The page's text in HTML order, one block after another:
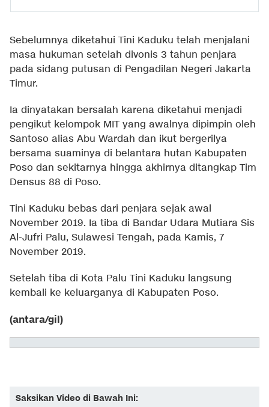
Sebelumnya diketahui Tini Kaduku telah menjalani
masa hukuman setelah divonis 3 tahun penjara
pada sidang putusan di Pengadilan Negeri Jakarta
Timur.
Ia dinyatakan bersalah karena diketahui menjadi
pengikut kelompok MIT yang awalnya dipimpin oleh
Santoso alias Abu Wardah dan ikut bergerilya
bersama suaminya di belantara hutan Kabupaten
Poso dan sekitarnya hingga akhirnya ditangkap Tim
Densus 88 di Poso.
Tini Kaduku bebas dari penjara sejak awal
November 2019. Ia tiba di Bandar Udara Mutiara Sis
Al-Jufri Palu, Sulawesi Tengah, pada Kamis, 7
November 2019.
Setelah tiba di Kota Palu Tini Kaduku langsung
kembali ke keluarganya di Kabupaten Poso.
(antara/gil)
Saksikan Video di Bawah Ini: